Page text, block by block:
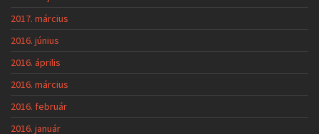
2017. március
2016. június
2016. április
2016. március
2016. február
2016. január